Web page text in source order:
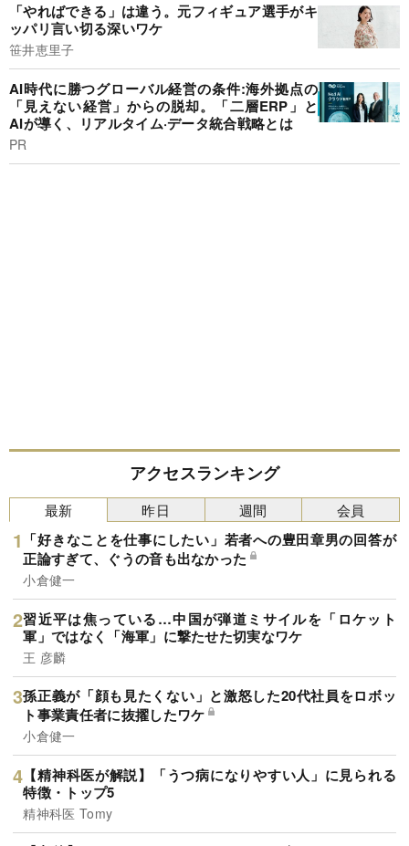
「やればできる」は違う。元フィギュア選手がキ
ッパリ言い切る深いワケ
笹井恵里子
AI時代に勝つグローバル経営の条件:海外拠点の
「見えない経営」からの脱却。「二層ERP」と
AIが導く、リアルタイム·データ統合戦略とは
PR
アクセスランキング
最新
「好きなことを仕事にしたい」若者への豊田章男の回答が
正論すぎて、ぐうの音も出なかった
小倉健一
習近平は焦っている…中国が弾道ミサイルを「ロケット
軍」ではなく「海軍」に撃たせた切実なワケ
王 彦麟
孫正義が「顔も見たくない」と激怒した20代社員をロボッ
ト事業責任者に抜擢したワケ
小倉健一
【精神科医が解説】「うつ病になりやすい人」に見られる
特徴・トップ5
精神科医 Tomy
昨日 週間 会員